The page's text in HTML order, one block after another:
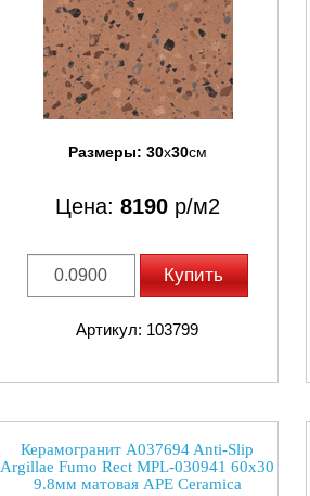
Размеры: 30x30см
Цена: 8190р/м2
Купить
Артикул: 103799
Керамогранит A037694 Anti-Slip
Argillae Fumo Rect MPL-030941 60x30
9.8мм матовая APE Ceramica